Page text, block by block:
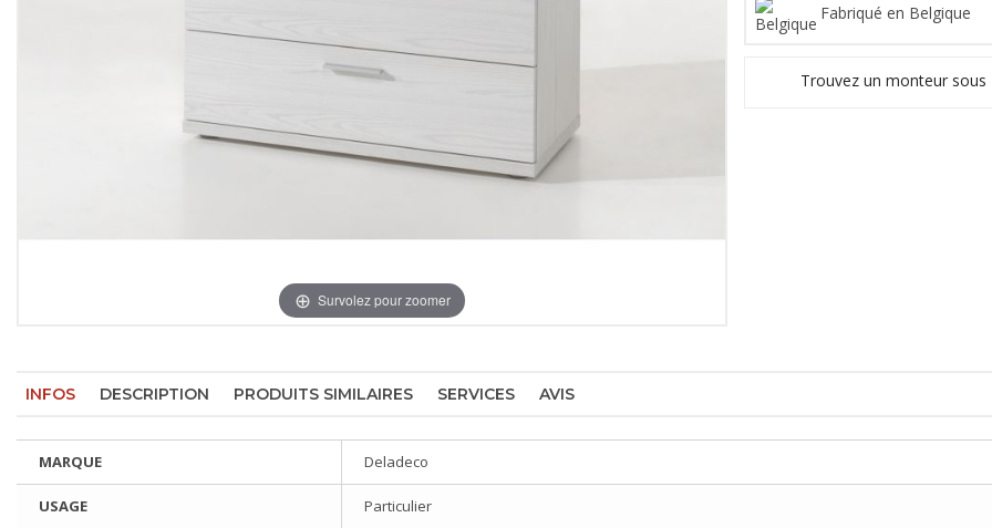
Survolez pour zoomer
Fabriqué en Belgique
Trouvez un monteur sous
INFOS DESCRIPTION PRODUITS SIMILAIRES SERVICES AVIS
MARQUE Deladeco
USAGE Particulier